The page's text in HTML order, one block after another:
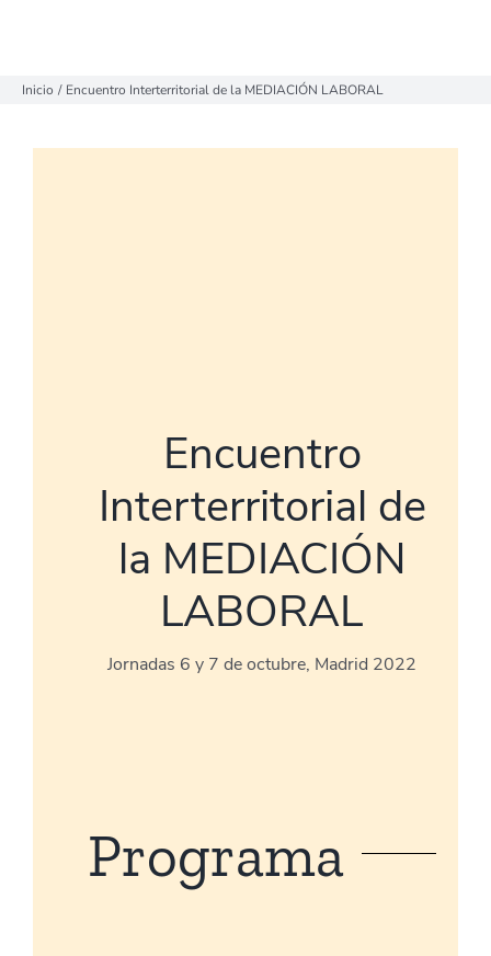
Inicio Encuentro Interterritorial de la MEDIACIÓN LABORAL
Encuentro
Interterritorial de
la MEDIACIÓN
LABORAL
Jornadas 6 y 7 de octubre, Madrid 2022
Programa